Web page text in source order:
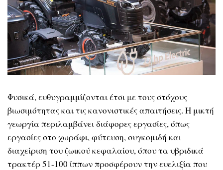
Φυσικά, ευθυγραμμίζονται έτσι με τους στόχους
βιωσιμότητας και τις κανονιστικές απαιτήσεις. Η μικτή
γεωργία περιλαμβάνει διάφορες εργασίες, όπως
εργασίες στο χωράφι, φύτευση, συγκομιδή και
διαχείριση του ζωικού κεφαλαίου, όπου τα υβριδικά
τρακτέρ 51-100 ίππων προσφέρουν την ευελιξία που